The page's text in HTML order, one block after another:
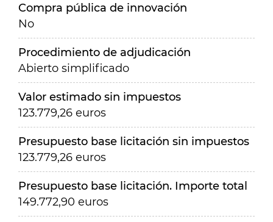
Compra pública de innovación
No
Procedimiento de adjudicación
Abierto simplificado
Valor estimado sin impuestos
123.779,26 euros
Presupuesto base licitación sin impuestos
123.779,26 euros
Presupuesto base licitación. Importe total
149.772,90 euros